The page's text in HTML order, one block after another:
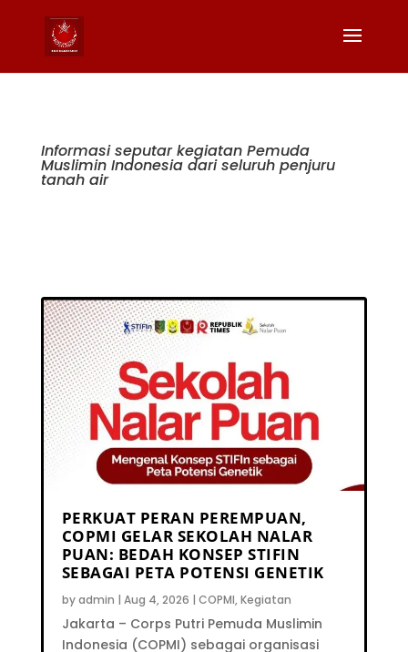
Informasi seputar kegiatan Pemuda
Muslimin Indonesia dari seluruh penjuru
tanah air
PERKUAT PERAN PEREMPUAN,
COPMI GELAR SEKOLAH NALAR
PUAN: BEDAH KONSEP STIFIN
SEBAGAI PETA POTENSI GENETIK
byadmin | Aug 4, 2026 | COPMI, Kegiatan
Jakarta – Corps Putri Pemuda Muslimin
Indonesia (COPMI) sebagai organisasi